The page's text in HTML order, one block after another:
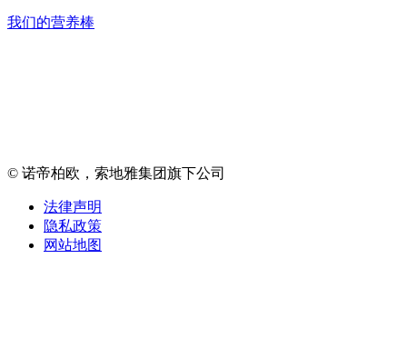
我们的营养棒
© 诺帝柏欧，索地雅集团旗下公司
法律声明
隐私政策
网站地图